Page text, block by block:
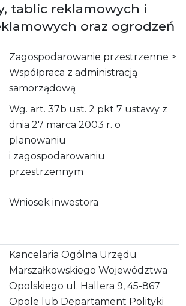
tablic reklamowych i
oraz ogrodzeń
Zagospodarowanie przestrzenne >
Współpraca z administracją
samorządową
Wg. art. 37b ust. 2 pkt 7 ustawy z
dnia 27 marca 2003 r. o
planowaniu
i zagospodarowaniu
przestrzennym
Wniosek inwestora
Kancelaria Ogólna Urzędu
Marszałkowskiego Województwa
Opolskiego ul. Hallera 9, 45-867
Opole lub Departament Polityki